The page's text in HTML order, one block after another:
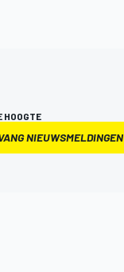
HOOGTE
NIEUWSMELDINGEN